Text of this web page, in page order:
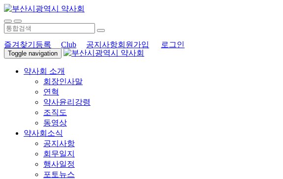
즐겨찾기등록 Club 공지사항회원가입 로그인
Toggle navigation
약사회 소개
회장인사말
연혁
약사윤리강령
조직도
동영상
약사회소식
공지사항
회무일지
행사일정
포토뉴스